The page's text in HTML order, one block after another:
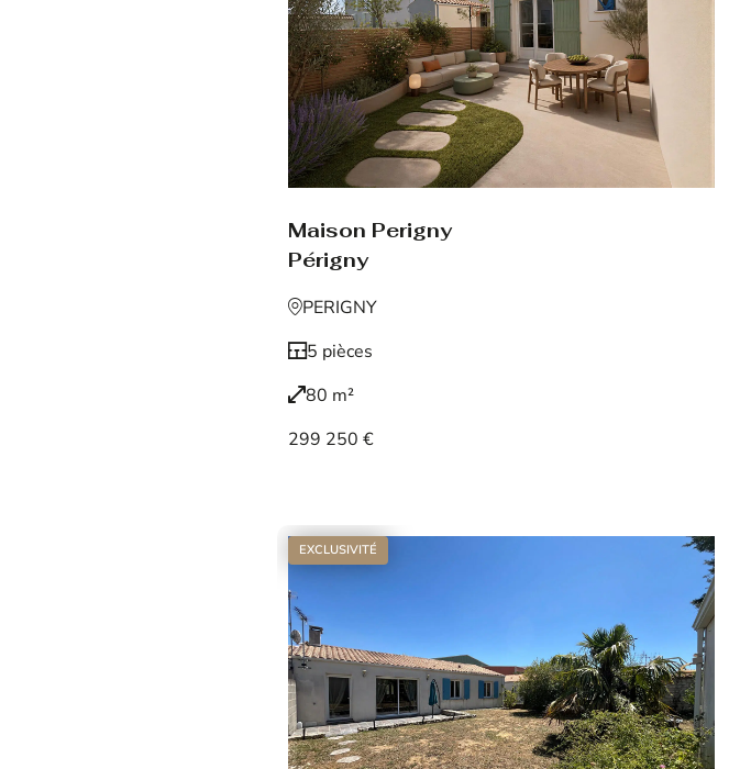
Maison Perigny
Périgny
PERIGNY
5 pièces
80 m²
299 250 €
EXCLUSIVITÉ